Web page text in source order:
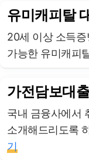
유미캐피탈
20세 이상 소득
가능한 유미캐피
가전담보대
국내 금융사에서
소개해드리도록
기